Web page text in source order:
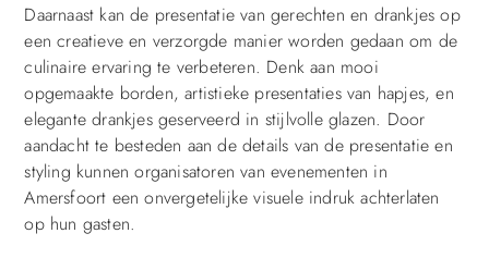
Daarnaast kan de presentatie van gerechten en drankjes op
een creatieve en verzorgde manier worden gedaan om de
culinaire ervaring te verbeteren. Denk aan mooi
opgemaakte borden, artistieke presentaties van hapjes, en
elegante drankjes geserveerd in stijlvolle glazen. Door
aandacht te besteden aan de details van de presentatie en
styling kunnen organisatoren van evenementen in
Amersfoort een onvergetelijke visuele indruk achterlaten
op hun gasten.